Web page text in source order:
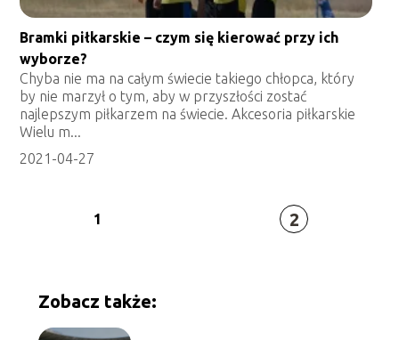
Bramki piłkarskie – czym się kierować przy ich
wyborze?
Chyba nie ma na całym świecie takiego chłopca, który
by nie marzył o tym, aby w przyszłości zostać
najlepszym piłkarzem na świecie. Akcesoria piłkarskie
Wielu m...
2021-04-27
1 2
Zobacz także: